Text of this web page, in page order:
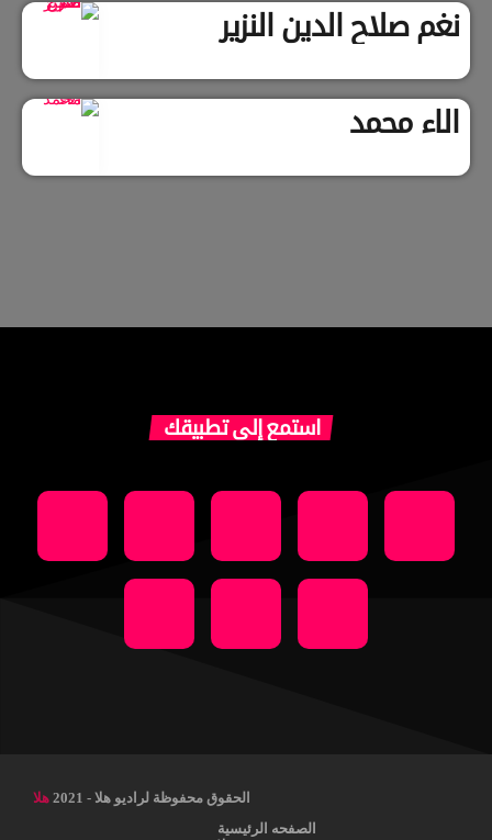
نغم صلاح الدين النزير
الاء محمد
استمع إلى تطبيقك
الحقوق محفوظة لراديو هلا - 2021
هلا
الصفحه الرئيسية